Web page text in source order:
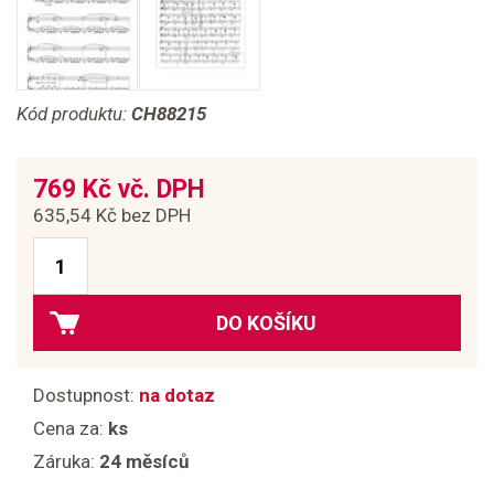
Kód produktu: CH88215
769 Kč vč. DPH
635,54 Kč bez DPH
DO KOŠÍKU
Dostupnost: na dotaz
Cena za: ks
Záruka: 24 měsíců